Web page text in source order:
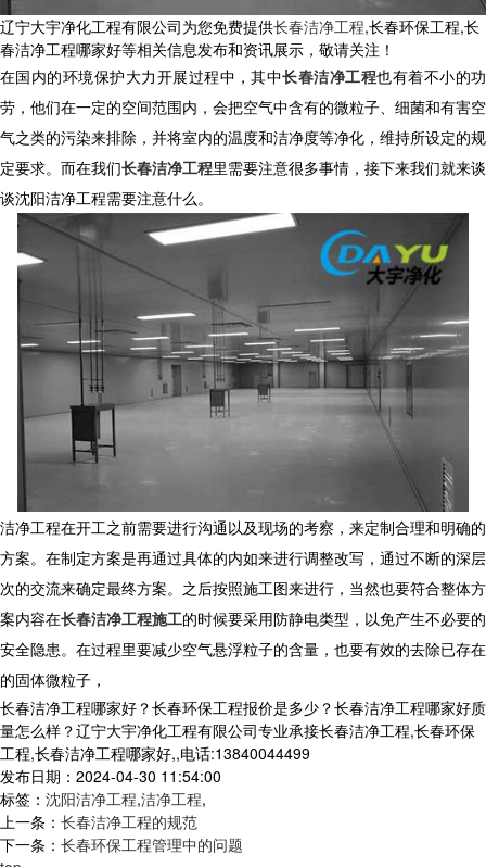
辽宁大宇净化工程有限公司为您免费提供长春洁净工程,长春环保工程,长
春洁净工程哪家好等相关信息发布和资讯展示，敬请关注！
在国内的环境保护大力开展过程中，其中长春洁净工程也有着不小的功
劳，他们在一定的空间范围内，会把空气中含有的微粒子、细菌和有害空
气之类的污染来排除，并将室内的温度和洁净度等净化，维持所设定的规
定要求。而在我们长春洁净工程里需要注意很多事情，接下来我们就来谈
谈沈阳洁净工程需要注意什么。
洁净工程在开工之前需要进行沟通以及现场的考察，来定制合理和明确的
方案。在制定方案是再通过具体的内如来进行调整改写，通过不断的深层
次的交流来确定最终方案。之后按照施工图来进行，当然也要符合整体方
案内容在长春洁净工程施工的时候要采用防静电类型，以免产生不必要的
安全隐患。在过程里要减少空气悬浮粒子的含量，也要有效的去除已存在
的固体微粒子，
长春洁净工程哪家好？长春环保工程报价是多少？长春洁净工程哪家好质
量怎么样？辽宁大宇净化工程有限公司专业承接长春洁净工程,长春环保
工程,长春洁净工程哪家好,,电话:13840044499
发布日期：2024-04-30 11:54:00
标签： 沈阳洁净工程,洁净工程,
上一条： 长春洁净工程的规范
下一条： 长春环保工程管理中的问题